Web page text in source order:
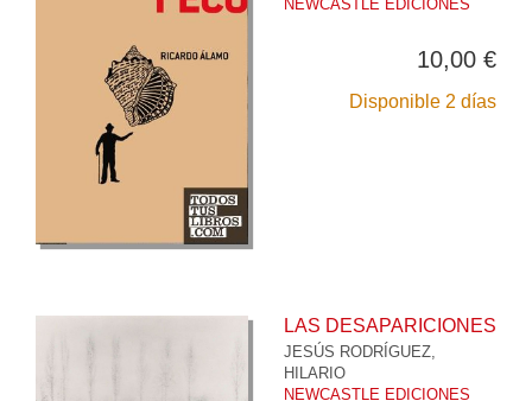
NEWCASTLE EDICIONES
10,00 €
Disponible 2 días
LAS DESAPARICIONES
JESÚS RODRÍGUEZ,
HILARIO
NEWCASTLE EDICIONES